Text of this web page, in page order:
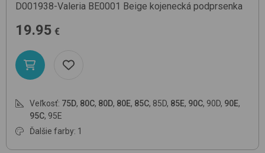
D001938-Valeria BE0001 Beige kojenecká podprsenka
19.95 €
Veľkosť: 75D, 80C, 80D, 80E, 85C, 85D, 85E, 90C, 90D, 90E,
95C, 95E
Ďalšie farby: 1